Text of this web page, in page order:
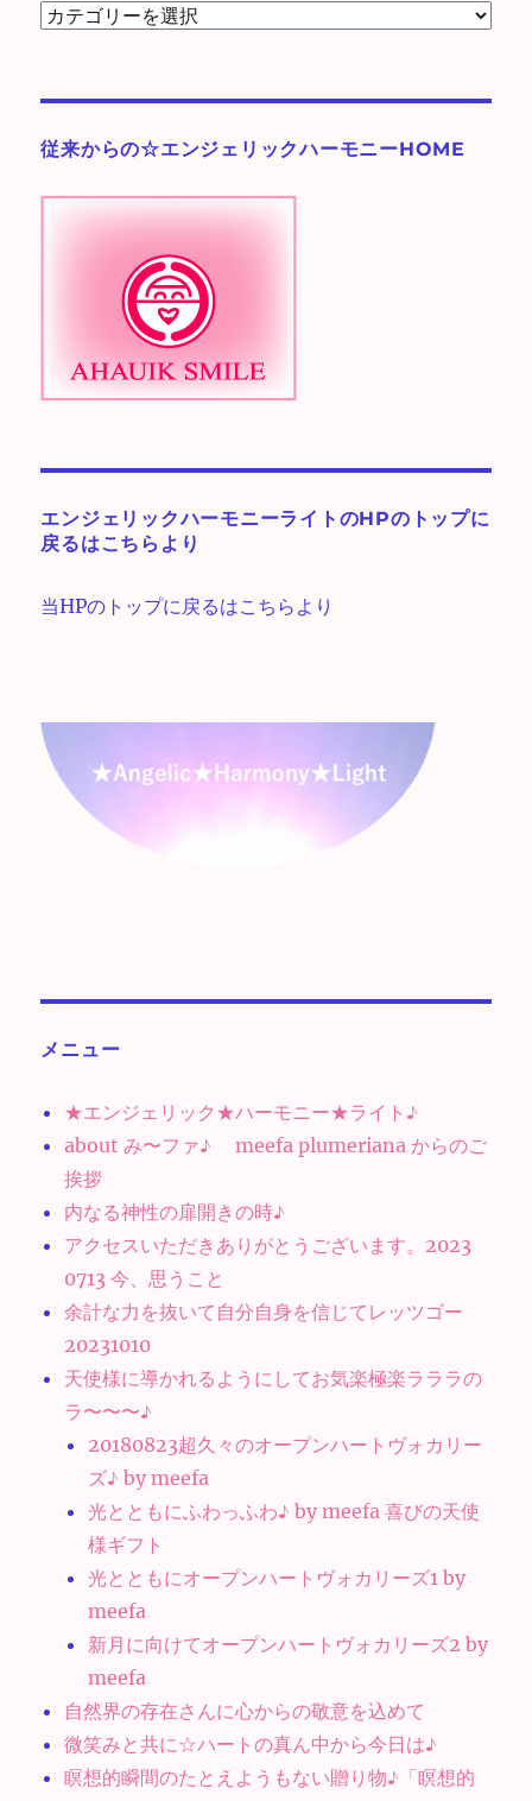
カ
ー
従来からの☆エンジェリックハーモニーHOME
エンジェリックハーモニーライトのHPのトップに
戻るはこちらより
当HPのトップに戻るはこちらより
メニュー
★エンジェリック★ハーモニー★ライト♪
about み〜ファ♪ meefa plumeriana からのご
挨拶
内なる神性の扉開きの時♪
アクセスいただきありがとうございます。2023
0713 今、思うこと
余計な力を抜いて自分自身を信じてレッツゴー
20231010
天使様に導かれるようにしてお気楽極楽ラララの
ラ〜〜〜♪
20180823超久々のオープンハートヴォカリー
ズ♪ by meefa
光とともにふわっふわ♪ by meefa 喜びの天使
様ギフト
光とともにオープンハートヴォカリーズ1 by
meefa
新月に向けてオープンハートヴォカリーズ2 by
meefa
自然界の存在さんに心からの敬意を込めて
微笑みと共に☆ハートの真ん中から今日は♪
瞑想的瞬間のたとえようもない贈り物♪「瞑想的